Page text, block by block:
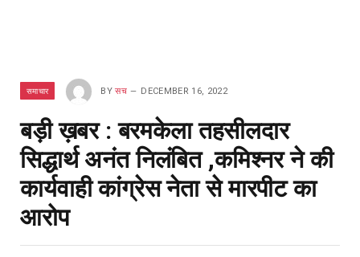
समाचार BY सच DECEMBER 16, 2022
बड़ी ख़बर : बरमकेला तहसीलदार
सिद्धार्थ अनंत निलंबित ,कमिश्नर ने की
कार्यवाही कांग्रेस नेता से मारपीट का
आरोप